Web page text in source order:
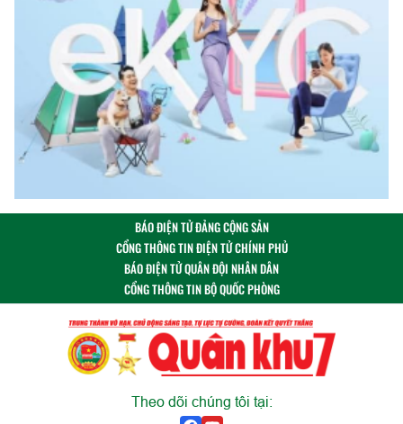
BÁO ĐIỆN TỬ ĐẢNG CỘNG SẢN
CỔNG THÔNG TIN ĐIỆN TỬ CHÍNH PHỦ
BÁO ĐIỆN TỬ QUÂN ĐỘI NHÂN DÂN
CỔNG THÔNG TIN BỘ QUỐC PHÒNG
Theo dõi chúng tôi tại: